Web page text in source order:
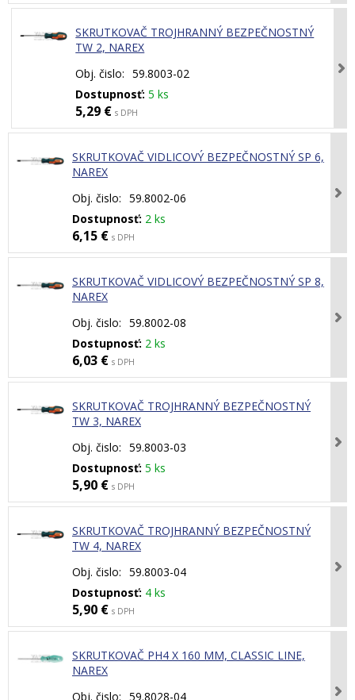
SKRUTKOVAČ TROJHRANNÝ BEZPEČNOSTNÝ
TW 2, NAREX
Obj. čislo: 59.8003-02
Dostupnosť: 5 ks
5,29 € s DPH
SKRUTKOVAČ VIDLICOVÝ BEZPEČNOSTNÝ SP 6,
NAREX
Obj. čislo: 59.8002-06
Dostupnosť: 2 ks
6,15 € s DPH
SKRUTKOVAČ VIDLICOVÝ BEZPEČNOSTNÝ SP 8,
NAREX
Obj. čislo: 59.8002-08
Dostupnosť: 2 ks
6,03 € s DPH
SKRUTKOVAČ TROJHRANNÝ BEZPEČNOSTNÝ
TW 3, NAREX
Obj. čislo: 59.8003-03
Dostupnosť: 5 ks
5,90 € s DPH
SKRUTKOVAČ TROJHRANNÝ BEZPEČNOSTNÝ
TW 4, NAREX
Obj. čislo: 59.8003-04
Dostupnosť: 4 ks
5,90 € s DPH
SKRUTKOVAČ PH4 X 160 MM, CLASSIC LINE,
NAREX
Obj. čislo: 59.8028-04